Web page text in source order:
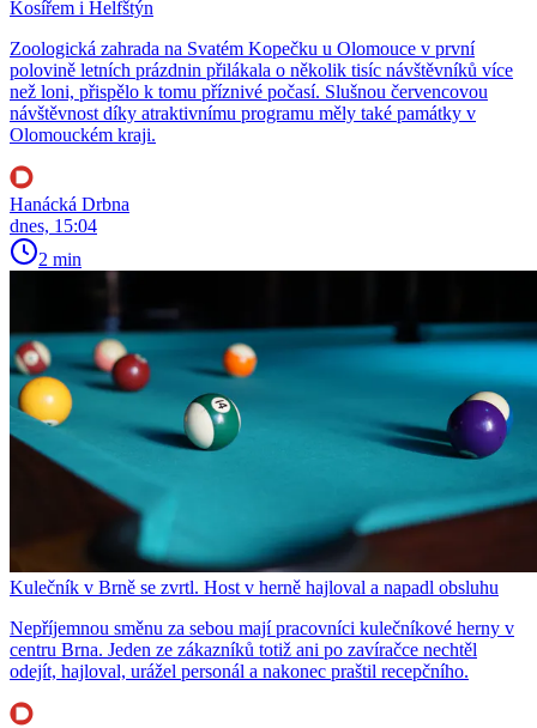
Kosířem i Helfštýn
Zoologická zahrada na Svatém Kopečku u Olomouce v první
polovině letních prázdnin přilákala o několik tisíc návštěvníků více
než loni, přispělo k tomu příznivé počasí. Slušnou červencovou
návštěvnost díky atraktivnímu programu měly také památky v
Olomouckém kraji.
Hanácká Drbna
dnes, 15:04
2 min
Kulečník v Brně se zvrtl. Host v herně hajloval a napadl obsluhu
Nepříjemnou směnu za sebou mají pracovníci kulečníkové herny v
centru Brna. Jeden ze zákazníků totiž ani po zavíračce nechtěl
odejít, hajloval, urážel personál a nakonec praštil recepčního.